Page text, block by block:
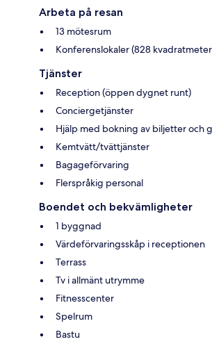
Arbeta på resan
13 mötesrum
Konferenslokaler (828
Tjänster
Reception (öppen dygnet runt)
Conciergetjänster
Hjälp med bokning av biljetter och
Kemtvätt/tvättjänster
Bagageförvaring
Flerspråkig personal
Boendet och bekvämligheter
1 byggnad
Värdeförvaringsskåp i receptionen
Terrass
Tv i allmänt utrymme
Fitnesscenter
Spelrum
Bastu